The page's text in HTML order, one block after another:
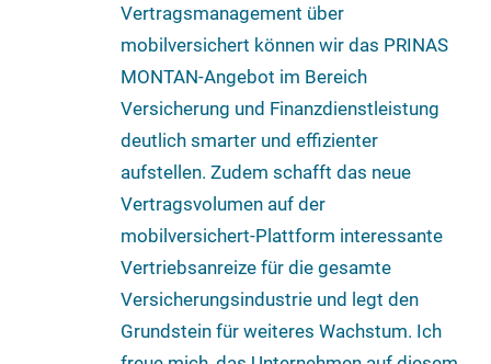
Vertragsmanagement über
mobilversichert können wir das PRINAS
MONTAN-Angebot im Bereich
Versicherung und Finanzdienstleistung
deutlich smarter und effizienter
aufstellen. Zudem schafft das neue
Vertragsvolumen auf der
mobilversichert-Plattform interessante
Vertriebsanreize für die gesamte
Versicherungsindustrie und legt den
Grundstein für weiteres Wachstum. Ich